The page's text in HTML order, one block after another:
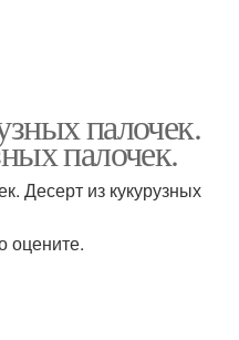
палочек.
палочек.
Десерт из кукурузных
оцените.